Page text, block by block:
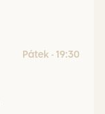
Pátek - 19:30